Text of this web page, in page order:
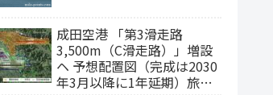
成田空港 「第3滑走路
3,500m（C滑走路）」増設
ヘ 予想配置図（完成は2030
年3月以降に1年延期）旅客